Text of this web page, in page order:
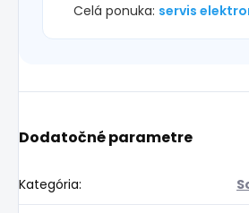
Celá ponuka: servis
Dodatočné parametre
Kategória: